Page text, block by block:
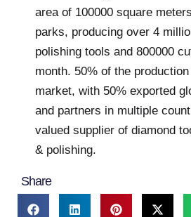
area of 100000 square
parks, producing over 4
polishing tools and 800000
month. 50% of the
market, with 50% exported
and partners in multiple
valued supplier of diamond
& polishing.
Share